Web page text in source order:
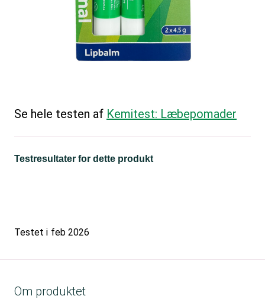
Se hele testen af Kemitest: Læbepomader
Testresultater for dette produkt
Testet i feb 2026
Om produktet